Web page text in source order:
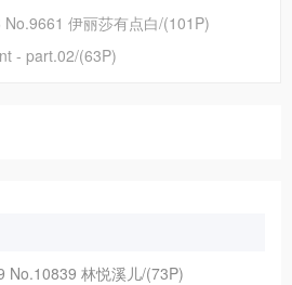
伊丽莎有点白/(101P)
- part.02/(63P)
No.10839 林悦溪儿/(73P)